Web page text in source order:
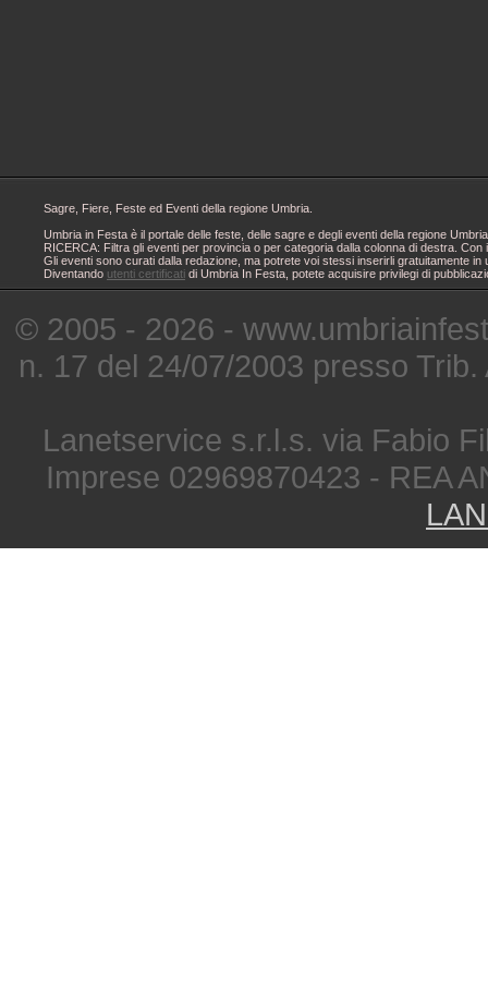
Sagre, Fiere, Feste ed Eventi della regione Umbria.
Umbria in Festa è il portale delle feste, delle sagre e degli eventi della regione
RICERCA: Filtra gli eventi per provincia o per categoria dalla colonna di destra.
Gli eventi sono curati dalla redazione, ma potrete voi stessi inserirli gratuitamente
Diventando utenti certificati di Umbria In Festa, potete acquisire privilegi di
© 2005 - 2026 -
n. 17 del 24/07/2003 presso
Lanetservice s.r.l.s. via Fabio
Imprese 02969870423 - REA